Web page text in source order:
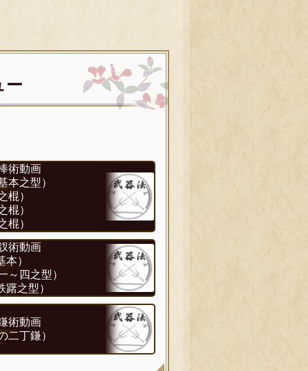
ー
術動画
本之型）
棍）
棍）
棍）
術動画
）
～四之型）
之型）
術動画
二丁鎌）